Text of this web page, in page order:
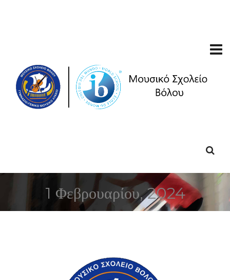
1 Φεβρουαρίου, 2024